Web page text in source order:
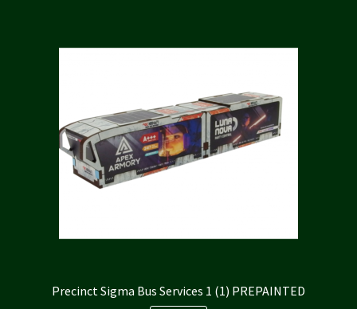
Precinct Sigma Bus Services 1 (1) PREPAINTED